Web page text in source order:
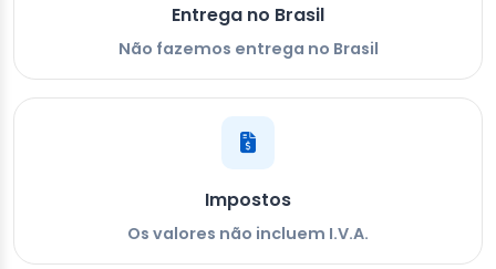
Entrega no Brasil
Não fazemos entrega no Brasil
Impostos
Os valores não incluem I.V.A.